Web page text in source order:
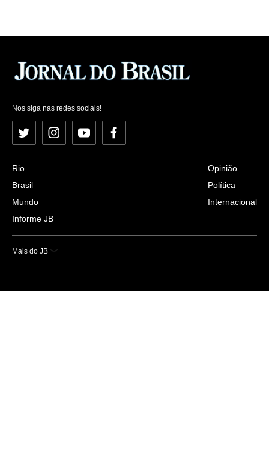
Nos siga nas redes sociais!
Twitter InstagramYouTubeFacebook
Rio
Brasil
Mundo
Informe JB
Opinião
Política
Internacional
Mais do JB
Esportes